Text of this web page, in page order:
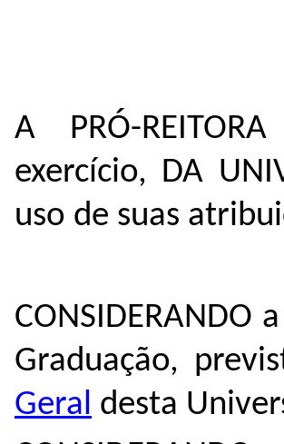
A PRÓ-
exercício, DA
uso de suas
Graduação,
Geral desta